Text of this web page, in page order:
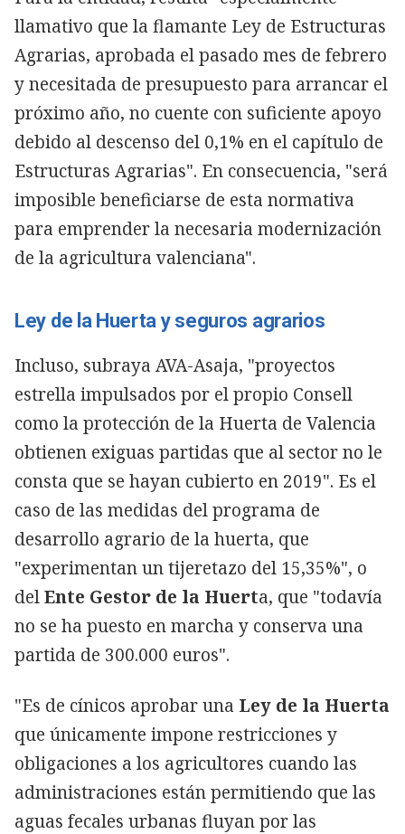
llamativo que la flamante Ley de Estructuras
Agrarias, aprobada el pasado mes de febrero
y necesitada de presupuesto para arrancar el
próximo año, no cuente con suficiente apoyo
debido al descenso del 0,1% en el capítulo de
Estructuras Agrarias". En consecuencia, "será
imposible beneficiarse de esta normativa
para emprender la necesaria modernización
de la agricultura valenciana".
Ley de la Huerta y seguros agrarios
Incluso, subraya AVA-Asaja, "proyectos
estrella impulsados por el propio Consell
como la protección de la Huerta de Valencia
obtienen exiguas partidas que al sector no le
consta que se hayan cubierto en 2019". Es el
caso de las medidas del programa de
desarrollo agrario de la huerta, que
"experimentan un tijeretazo del 15,35%", o
delEnte Gestor de la Huerta, que "todavía
no se ha puesto en marcha y conserva una
partida de 300.000 euros".
"Es de cínicos aprobar una Ley de la Huerta
que únicamente impone restricciones y
obligaciones a los agricultores cuando las
administraciones están permitiendo que las
aguas fecales urbanas fluyan por las